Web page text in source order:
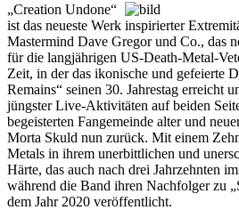
„Creation Undone“
ist das neueste Werk inspirierter
Mastermind Dave Gregor und Co., das
für die langjährigen US-Death-Metal-
Zeit, in der das ikonische und gefeierte
Remains“ seinen 30. Jahrestag erreicht
jüngster Live-Aktivitäten auf beiden
begeisterten Fangemeinde alter und
Morta Skuld nun zurück. Mit einem
Metals in ihrem unerbittlichen und
Härte, das auch nach drei Jahrzehnten
während die Band ihren Nachfolger zu
dem Jahr 2020 veröffentlicht.